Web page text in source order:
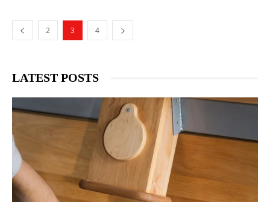
2 3 4
LATEST POSTS